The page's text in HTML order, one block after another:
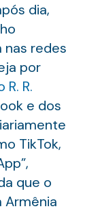
dia,
redes
por
R. R.
e dos
TikTok,
que o
Armênia